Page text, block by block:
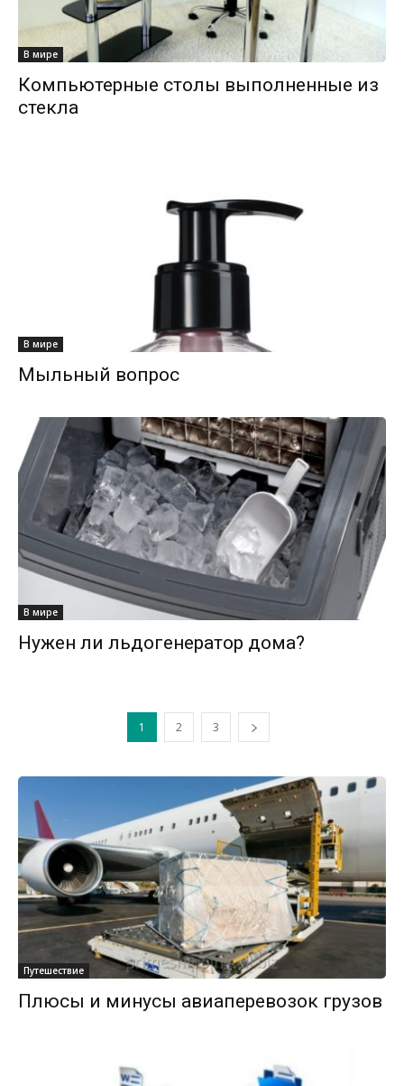
В мире
Компьютерные столы выполненные из
стекла
В мире
Мыльный вопрос
В мире
Нужен ли льдогенератор дома?
1 2 3
Путешествие
Плюсы и минусы авиаперевозок грузов